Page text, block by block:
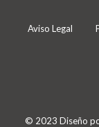
Aviso Legal
© 2023 Diseño